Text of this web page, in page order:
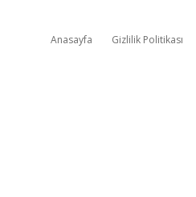
Anasayfa Gizlilik Politikası